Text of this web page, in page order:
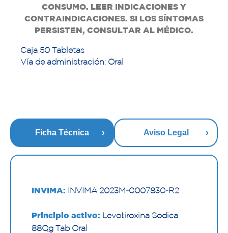
CONSUMO. LEER INDICACIONES Y
CONTRAINDICACIONES. SI LOS SÍNTOMAS
PERSISTEN, CONSULTAR AL MÉDICO.
Caja 50 Tabletas
Vía de administración: Oral
Ficha Técnica Aviso Legal
INVIMA: INVIMA 2023M-0007830-R2
Principio activo: Levotiroxina Sodica
88µg Tab Oral